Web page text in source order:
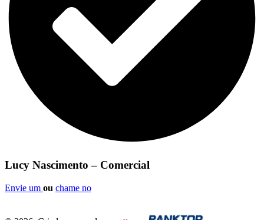
Lucy Nascimento – Comercial
Envie um ou chame no